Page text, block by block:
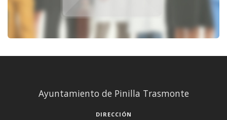
Ayuntamiento de Pinilla Trasmonte
DIRECCIÓN